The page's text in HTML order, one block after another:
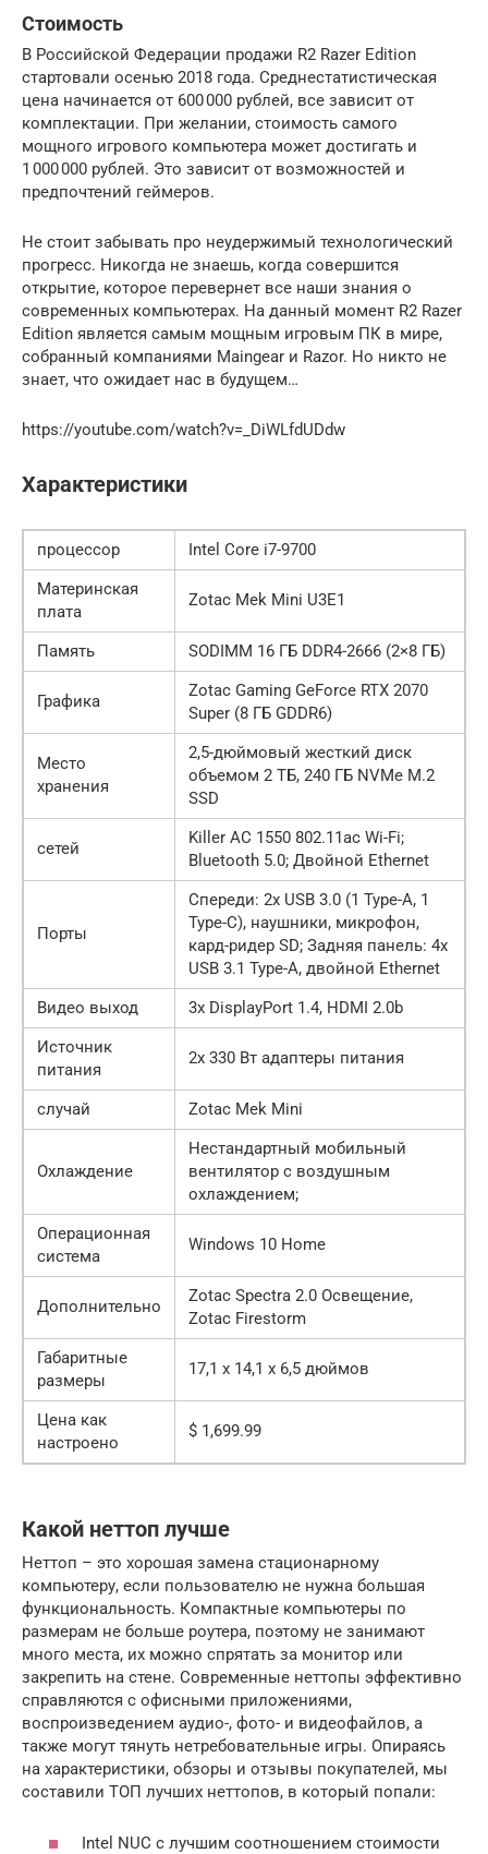
Стоимость
В Российской Федерации продажи R2 Razer Edition
стартовали осенью 2018 года. Среднестатистическая
цена начинается от 600 000 рублей, все зависит от
комплектации. При желании, стоимость самого
мощного игрового компьютера может достигать и
1 000 000 рублей. Это зависит от возможностей и
предпочтений геймеров.
Не стоит забывать про неудержимый технологический
прогресс. Никогда не знаешь, когда совершится
открытие, которое перевернет все наши знания о
современных компьютерах. На данный момент R2 Razer
Edition является самым мощным игровым ПК в мире,
собранный компаниями Maingear и Razor. Но никто не
знает, что ожидает нас в будущем…
https://youtube.com/watch?v=_DiWLfdUDdw
Характеристики
процессор
Intel Core i7-9700
Материнская
плата
Zotac Mek Mini U3E1
Память SODIMM 16 ГБ DDR4-2666 (2×8 ГБ)
Графика
Zotac Gaming GeForce RTX 2070
Super (8 ГБ GDDR6)
Место
хранения
2,5-дюймовый жесткий диск
объемом 2 ТБ, 240 ГБ NVMe M.2
SSD
сетей
Killer AC 1550 802.11ac Wi-Fi;
Bluetooth 5.0; Двойной Ethernet
Порты
Спереди: 2x USB 3.0 (1 Type-A, 1
Type-C), наушники, микрофон,
кард-ридер SD; Задняя панель: 4x
USB 3.1 Type-A, двойной Ethernet
Видео выход
3x DisplayPort 1.4, HDMI 2.0b
Источник
питания
2x 330 Вт адаптеры питания
случай Zotac Mek Mini
Охлаждение
Нестандартный мобильный
вентилятор с воздушным
охлаждением;
Операционная
система
Windows 10 Home
Дополнительно
Zotac Spectra 2.0 Освещение,
Zotac Firestorm
Габаритные
размеры
17,1 х 14,1 х 6,5 дюймов
Цена как
настроено
$ 1,699.99
Какой неттоп лучше
Неттоп – это хорошая замена стационарному
компьютеру, если пользователю не нужна большая
функциональность. Компактные компьютеры по
размерам не больше роутера, поэтому не занимают
много места, их можно спрятать за монитор или
закрепить на стене. Современные неттопы эффективно
справляются с офисными приложениями,
воспроизведением аудио-, фото- и видеофайлов, а
также могут тянуть нетребовательные игры. Опираясь
на характеристики, обзоры и отзывы покупателей, мы
составили ТОП лучших неттопов, в который попали:
Intel NUC с лучшим соотношением стоимости